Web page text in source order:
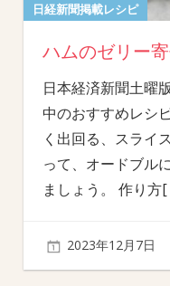
日経新聞掲載レシピ
ハムのゼリー
日本経済新聞土曜
中のおすすめレシ
く出回る、スライ
って、オードブル
ましょう。 作り方
2023年12月7日